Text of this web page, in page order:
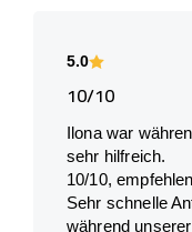
5.0
10/10
Ilona war
sehr hilfreich.
10/10,
Sehr schnelle
während